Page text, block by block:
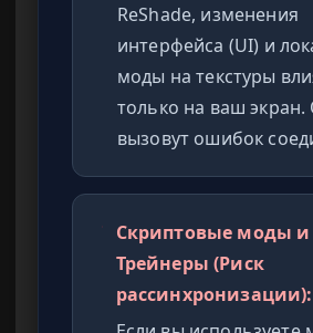
ReShade, изменения
интерфейса (UI) и
моды на текстуры
только на ваш
вызовут ошибок
Скриптовые моды и
Трейнеры (Риск
рассинхронизации):